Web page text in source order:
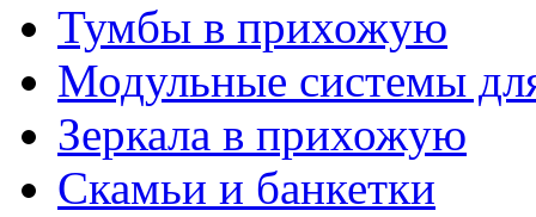
Тумбы в прихожую
Модульные системы
Зеркала в прихожую
Скамьи и банкетки